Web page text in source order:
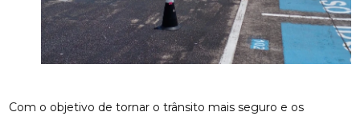
Com o objetivo de tornar o trânsito mais seguro e os